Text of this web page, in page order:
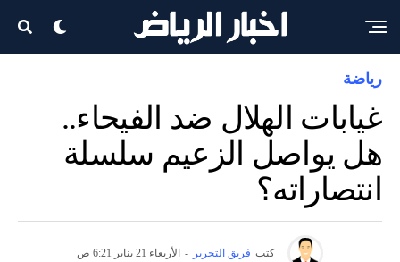
رياضة
غيابات الهلال ضد الفيحاء..
هل يواصل الزعيم سلسلة
انتصاراته؟
كتب فريق التحرير - الأربعاء 21 يناير 6:21 ص